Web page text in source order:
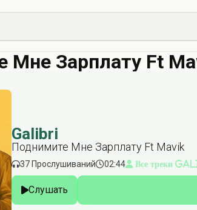
Мне Зарплату Ft
Galibri
Поднимите Мне Зарплату Ft Mavik
37 Прослушиваний 02:44 Все треки
Слушать